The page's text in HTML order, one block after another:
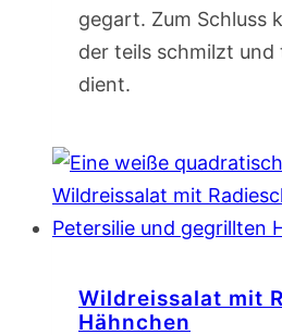
gegart. Zum Schluss
der teils schmilzt und
dient.
Wildreissalat mit
Hähnchen